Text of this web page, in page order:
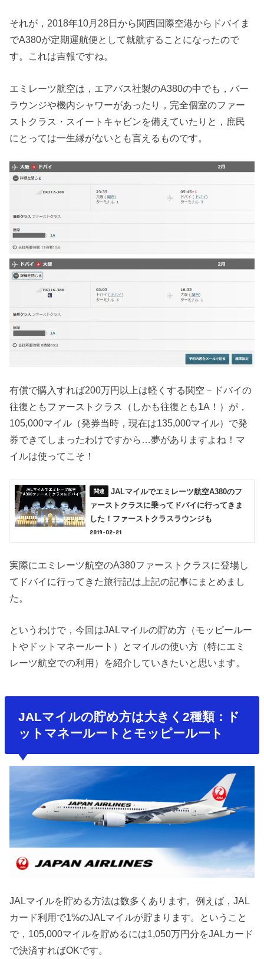
それが，2018年10月28日から関西国際空港からドバイま
でA380が定期運航便として就航することになったので
す。これは吉報ですね。
エミレーツ航空は，エアバス社製のA380の中でも，バー
ラウンジや機内シャワーがあったり，完全個室のファー
ストクラス・スイートキャビンを備えていたりと，庶民
にとっては一生縁がないとも言えるものです。
有償で購入すれば200万円以上は軽くする関空－ドバイの
往復ともファーストクラス（しかも往復とも1A！）が，
105,000マイル（発券当時，現在は135,000マイル）で発
券できてしまったわけですから…夢がありますよね！マ
イルは使ってこそ！
JALマイルでエミレーツ航空A380のフ
ァーストクラスに乗ってドバイに行ってきま
した！ファーストクラスラウンジも
2019-02-21
実際にエミレーツ航空のA380ファーストクラスに登場し
てドバイに行ってきた旅行記は上記の記事にまとめまし
た。
というわけで，今回はJALマイルの貯め方（モッピールー
トやドットマネールート）とマイルの使い方（特にエミ
レーツ航空での利用）を紹介していきたいと思います。
JALマイルの貯め方は大きく2種類：ド
ットマネールートとモッピールート
JALマイルを貯める方法は数多くあります。例えば，JAL
カード利用で1%のJALマイルが貯まります。ということ
で，105,000マイルを貯めるには1,050万円分をJALカード
で決済すればOKです。